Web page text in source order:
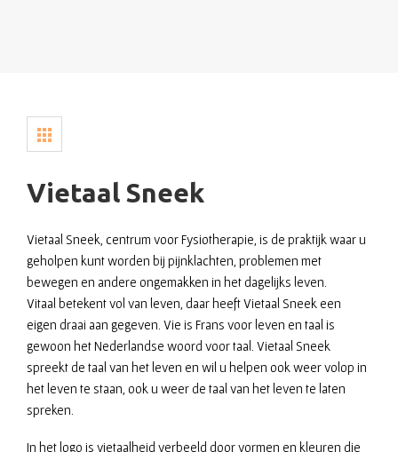
Vietaal Sneek
Vietaal Sneek, centrum voor Fysiotherapie, is de praktijk waar u
geholpen kunt worden bij pijnklachten, problemen met
bewegen en andere ongemakken in het dagelijks leven.
Vitaal betekent vol van leven, daar heeft Vietaal Sneek een
eigen draai aan gegeven. Vie is Frans voor leven en taal is
gewoon het Nederlandse woord voor taal. Vietaal Sneek
spreekt de taal van het leven en wil u helpen ook weer volop in
het leven te staan, ook u weer de taal van het leven te laten
spreken.
In het logo is vietaalheid verbeeld door vormen en kleuren die